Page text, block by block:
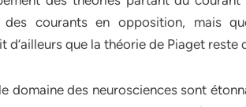
courants en opposition, mais
que la théorie de Piaget reste
domaine des neurosciences sont